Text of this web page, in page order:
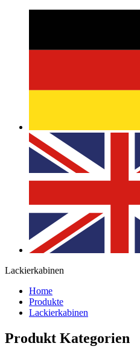
Lackierkabinen
Home
Produkte
Lackierkabinen
Produkt Kategorien